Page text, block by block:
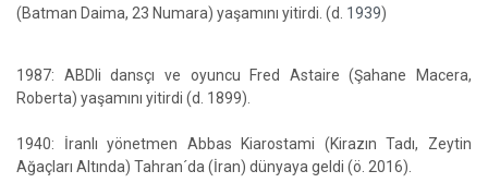
(Batman Daima, 23 Numara) yaşamını yitirdi. (d. 1939)
1987: ABDli dansçı ve oyuncu Fred Astaire (Şahane Macera,
Roberta) yaşamını yitirdi (d. 1899).
1940: İranlı yönetmen Abbas Kiarostami (Kirazın Tadı, Zeytin
Ağaçları Altında) Tahran´da (İran) dünyaya geldi (ö. 2016).